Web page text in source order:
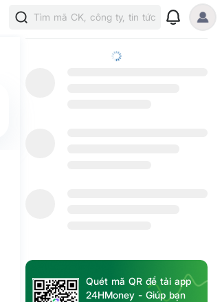
Tìm mã CK, công ty, tin tức
Quét mã QR để tải app
24HMoney - Giúp bạn